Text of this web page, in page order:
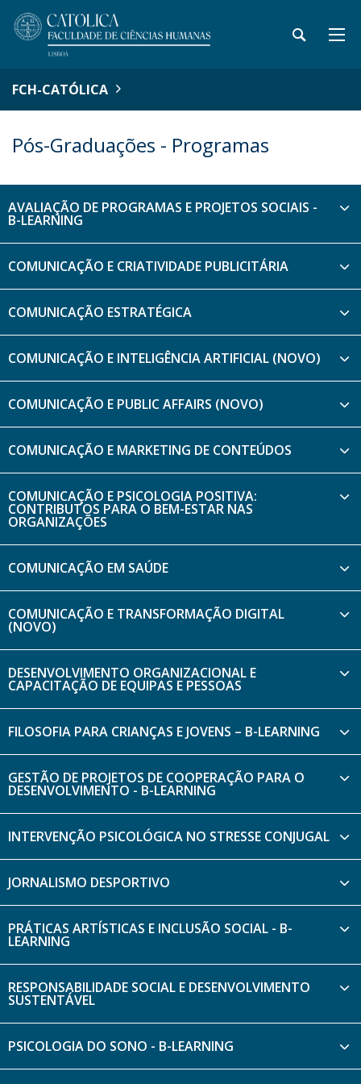
FCH-CATÓLICA
Pós-Graduações - Programas
AVALIAÇÃO DE PROGRAMAS E PROJETOS SOCIAIS -
B-LEARNING
COMUNICAÇÃO E CRIATIVIDADE PUBLICITÁRIA
COMUNICAÇÃO ESTRATÉGICA
COMUNICAÇÃO E INTELIGÊNCIA ARTIFICIAL (NOVO)
COMUNICAÇÃO E PUBLIC AFFAIRS (NOVO)
COMUNICAÇÃO E MARKETING DE CONTEÚDOS
COMUNICAÇÃO E PSICOLOGIA POSITIVA:
CONTRIBUTOS PARA O BEM-ESTAR NAS
ORGANIZAÇÕES
COMUNICAÇÃO EM SAÚDE
COMUNICAÇÃO E TRANSFORMAÇÃO DIGITAL
(NOVO)
DESENVOLVIMENTO ORGANIZACIONAL E
CAPACITAÇÃO DE EQUIPAS E PESSOAS
FILOSOFIA PARA CRIANÇAS E JOVENS – B-LEARNING
GESTÃO DE PROJETOS DE COOPERAÇÃO PARA O
DESENVOLVIMENTO - B-LEARNING
INTERVENÇÃO PSICOLÓGICA NO STRESSE CONJUGAL
JORNALISMO DESPORTIVO
PRÁTICAS ARTÍSTICAS E INCLUSÃO SOCIAL - B-
LEARNING
RESPONSABILIDADE SOCIAL E DESENVOLVIMENTO
SUSTENTÁVEL
PSICOLOGIA DO SONO - B-LEARNING